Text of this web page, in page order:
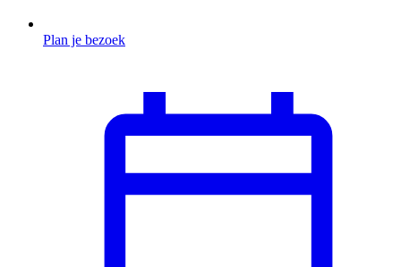
Plan je bezoek